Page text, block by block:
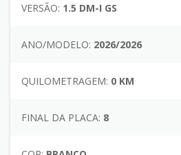
VERSÃO: 1.5 DM-I GS
ANO/MODELO: 2026/2026
QUILOMETRAGEM: 0 KM
FINAL DA PLACA: 8